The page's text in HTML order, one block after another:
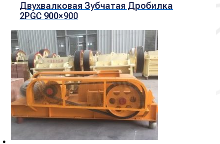
Двухвалковая Зубчатая Дробилка
2PGC 900×900